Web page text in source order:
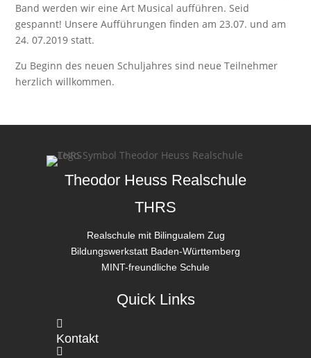
Band werden wir eine Art Musical aufführen. Seid
gespannt! Unsere Aufführungen finden am 23.07. und am
24. 07.2019 statt.
Zu Beginn des neuen Schuljahres sind neue Teilnehmer
herzlich willkommen.
Theodor Heuss Realschule
THRS
Realschule mit Bilingualem Zug
Bildungswerkstatt Baden-Württemberg
MINT-freundliche Schule
Quick Links

Kontakt
